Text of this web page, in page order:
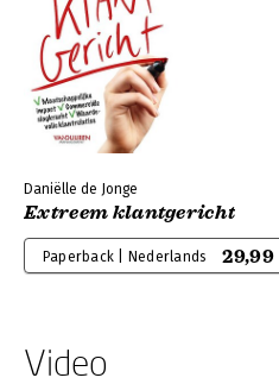
Daniëlle de Jonge
Extreem klantgericht
Paperback | Nederlands 29,99
Video